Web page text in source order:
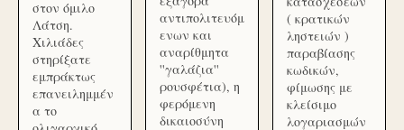
στον όμιλο
Λάτση.
Χιλιάδες
στηρίξατε
εμπράκτως
επανειλημμέν
α το
αντιπολιτευόμ
ενων και
αναρίθμητα
''γαλάζια''
ρουσφέτια), η
φερόμενη
δικαιοσύνη
( κρατικών
ληστειών )
παραβίασης
κωδικών,
φίμωσης με
κλείσιμο
λογαριασμών